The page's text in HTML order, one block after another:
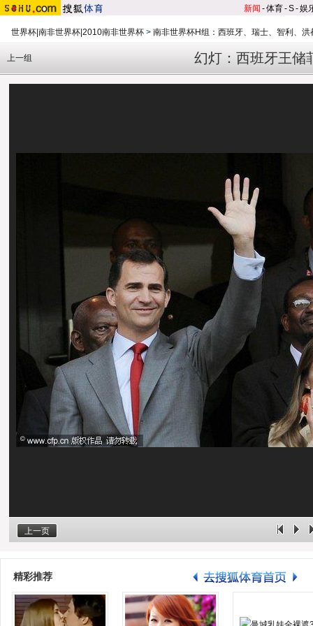
新闻 -体育-S-娱
世界杯|南非世界杯|2010南非世界杯 > 南非世界杯H组：西班牙、瑞士、智利、洪
幻灯：西班牙王储
上一组
上一页
精彩推荐